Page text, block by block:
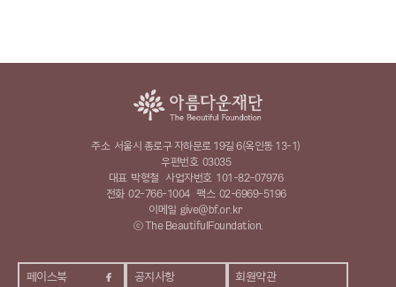
페이스북 공지사항 회원약관
주소 서울시 종로구 자하문로 19길 6(옥인동 13-1)
우편번호 03035
대표 박형철 사업자번호 101-82-07976
전화 02-766-1004 팩스 02-6969-5196
이메일 give@bf.or.kr
ⓒ The BeautifulFoundation.